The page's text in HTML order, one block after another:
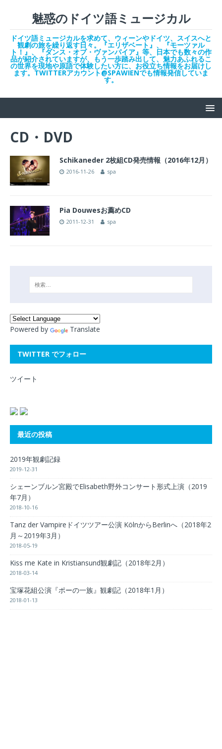
魅惑のドイツ語ミュージカル
ドイツ語ミュージカルを求めて、ウィーンやドイツ、スイスへと
観劇の旅を繰り返す日々。『エリザベート』、『モーツァル
ト！』、『ダンス・オブ・ヴァンパイア』等、日本でも数々の作
品が紹介されていますが、もう一歩踏み出して、魅力あふれるこ
の世界を現地や原語で体験したい方に、お役立ち情報をお届けし
ます。TWITTERアカウント@SPAWIENでも情報発信していま
す。
CD・DVD
Schikaneder 2枚組CD発売情報（2016年12月）
2016-11-26 spa
Pia Douwesお薦めCD
2011-12-31 spa
Powered by Translate
TWITTER でフォロー
ツイート
最近の投稿
2019年観劇記録
2019-12-31
シェーンブルン宮殿でElisabeth野外コンサート形式上演（2019
年7月）
2018-10-16
Tanz der Vampireドイツツアー公演 KölnからBerlinへ（2018年2
月～2019年3月）
2018-05-19
Kiss me Kate in Kristiansund観劇記（2018年2月）
2018-03-14
宝塚花組公演『ポーの一族』観劇記（2018年1月）
2018-01-13